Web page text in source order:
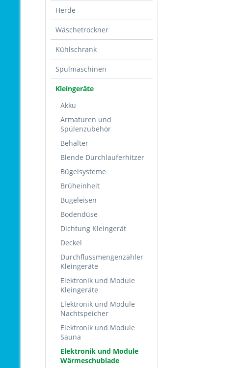
Herde
Wäschetrockner
Kühlschrank
Spülmaschinen
Kleingeräte
Akku
Armaturen und
Spülenzubehör
Behälter
Blende Durchlauferhitzer
Bügelsysteme
Brüheinheit
Bügeleisen
Bodendüse
Dichtung Kleingerät
Deckel
Durchflussmengenzähler
Kleingeräte
Elektronik und Module
Kleingeräte
Elektronik und Module
Nachtspeicher
Elektronik und Module
Sauna
Elektronik und Module
Wärmeschublade